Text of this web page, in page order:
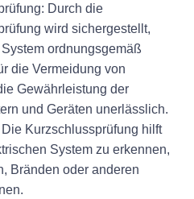
Durch die
wird sichergestellt,
ordnungsgemäß
die Vermeidung von
Gewährleistung der
und Geräten unerlässlich.
Kurzschlussprüfung hilft
System zu erkennen,
Bränden oder anderen